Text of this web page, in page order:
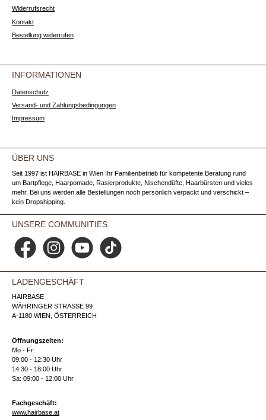
Widerrufsrecht
Kontakt
Bestellung widerrufen
INFORMATIONEN
Datenschutz
Versand- und Zahlungsbedingungen
Impressum
ÜBER UNS
Seit 1997 ist HAIRBASE in Wien Ihr Familienbetrieb für kompetente Beratung rund
um Bartpflege, Haarpomade, Rasierprodukte, Nischendüfte, Haarbürsten und vieles
mehr. Bei uns werden alle Bestellungen noch persönlich verpackt und verschickt –
kein Dropshipping.
UNSERE COMMUNITIES
Facebook Instagram YouTube TikTok
LADENGESCHÄFT
HAIRBASE
WÄHRINGER STRASSE 99
A-1180 WIEN, ÖSTERREICH
Öffnungszeiten:
Mo - Fr:
09:00 - 12:30 Uhr
14:30 - 18:00 Uhr
Sa: 09:00 - 12:00 Uhr
Fachgeschäft:
www.hairbase.at